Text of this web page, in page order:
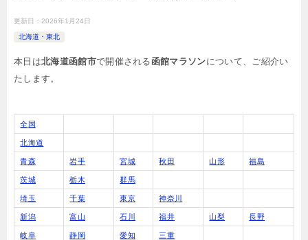
更新日： 2026年1月24日
北海道・東北
本日は北海道函館市で開催される函館マラソンについて、ご紹介い
たします。
全国
北海道
青森 岩手 宮城 秋田 山形 福島
茨城 栃木 群馬
埼玉 千葉 東京 神奈川
新潟 富山 石川 福井 山梨 長野
岐阜 静岡 愛知 三重